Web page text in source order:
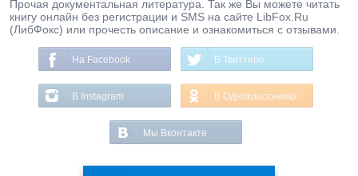
Прочая документальная литература. Так же Вы можете читать
книгу онлайн без регистрации и SMS на сайте LibFox.Ru
(ЛибФокс) или прочесть описание и ознакомиться с отзывами.
На Facebook В Твиттере
В Instagram В Одноклассниках
Мы Вконтакте